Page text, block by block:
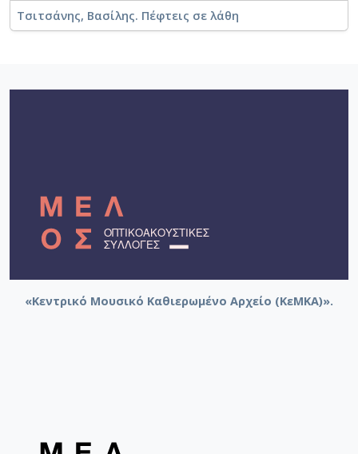
Τσιτσάνης, Βασίλης. Πέφτεις σε λάθη
«Κεντρικό Μουσικό Καθιερωμένο Αρχείο (ΚεΜΚΑ)».